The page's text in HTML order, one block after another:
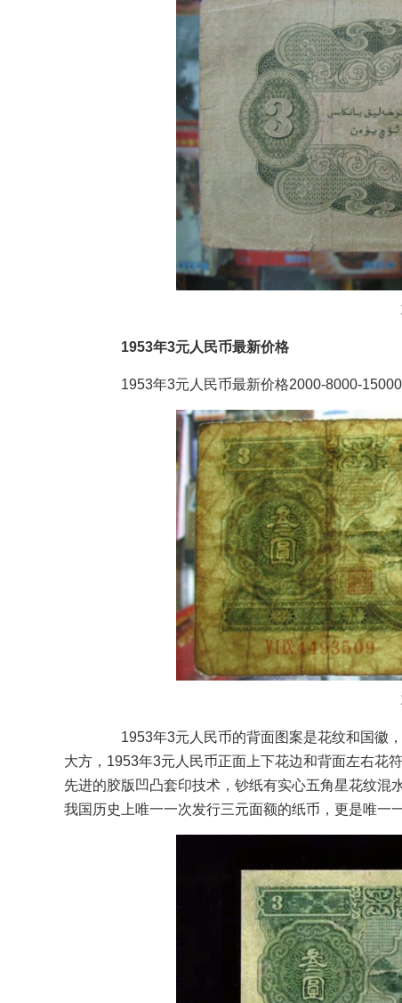
1953年3元人民币最新价格
1953年3元人民币最新价格2000-8000-15000
1953年3元人民币的背面图案是花纹和国徽，
大方，1953年3元人民币正面上下花边和背面左右花
先进的胶版凹凸套印技术，钞纸有实心五角星花纹
我国历史上唯一一次发行三元面额的纸币，更是唯一